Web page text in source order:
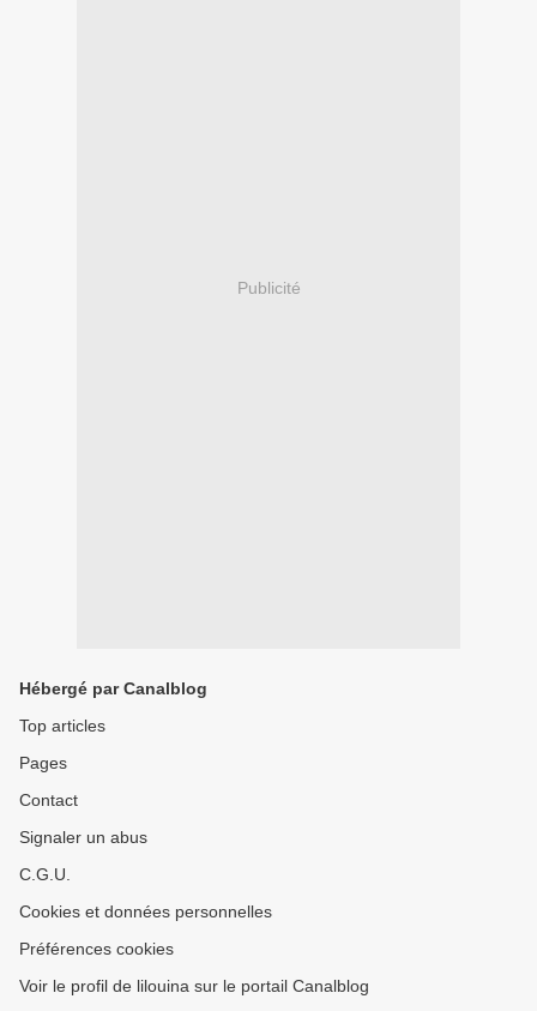
Publicité
Hébergé par Canalblog
Top articles
Pages
Contact
Signaler un abus
C.G.U.
Cookies et données personnelles
Préférences cookies
Voir le profil de lilouina sur le portail Canalblog